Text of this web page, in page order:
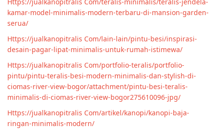
kamar-model-minimalis-modern-terbaru-di-mansion-garden-
serua/
Https://jualkanopitralis Com/lain-lain/pintu-besi/inspirasi-
desain-pagar-lipat-minimalis-untuk-rumah-istimewa/
Https://jualkanopitralis Com/portfolio-teralis/portfolio-
pintu/pintu-teralis-besi-modern-minimalis-dan-stylish-di-
ciomas-river-view-bogor/attachment/pintu-besi-teralis-
minimalis-di-ciomas-river-view-bogor275610096-jpg/
Https://jualkanopitralis Com/artikel/kanopi/kanopi-baja-
ringan-minimalis-modern/